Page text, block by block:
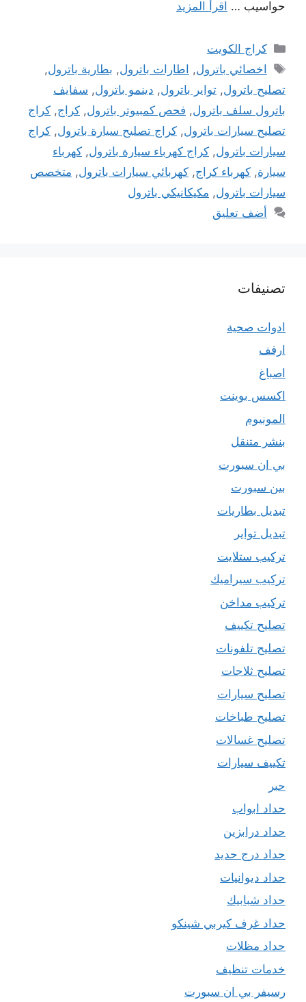
حواسيب … اقرأ المزيد
التصنيفات
كراج الكويت
الوسوم
اخصائي باترول, اطارات باترول, بطارية باترول,
تصليح باترول, تواير باترول, دينمو باترول, سفايف
باترول سلف باترول, فحص كمبيوتر باترول, كراج, كراج
تصليح سيارات باترول, كراج تصليح سيارة باترول, كراج
سيارات باترول, كراج كهرباء سيارة باترول, كهرباء
سيارة, كهرباء كراج, كهربائي سيارات باترول, متخصص
سيارات باترول, مكيكانيكي باترول
أضف تعليق
تصنيفات
ادوات صحية
ارفف
اصباغ
اكسس بوينت
المونيوم
بنشر متنقل
بي ان سبورت
بين سبورت
تبديل بطاريات
تبديل تواير
تركيب ستلايت
تركيب سيراميك
تركيب مداخن
تصليح تكييف
تصليح تلفونات
تصليح ثلاجات
تصليح سيارات
تصليح طباخات
تصليح غسالات
تكييف سيارات
حبر
حداد ابواب
حداد درابزين
حداد درج حديد
حداد ديوانيات
حداد شبابيك
حداد غرف كيربي شينكو
حداد مظلات
خدمات تنظيف
رسيفر بي ان سبورت